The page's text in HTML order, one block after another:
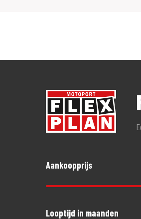
Aankoopprijs
Looptijd in maanden